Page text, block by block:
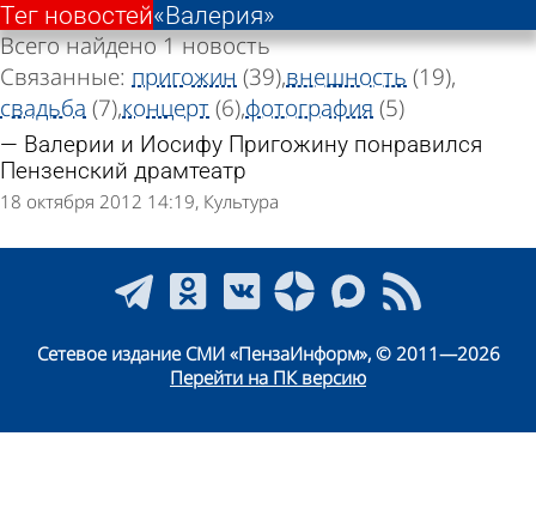
«Валерия»
Тег новостей
Всего найдено 1 новость
Связанные: пригожин (39)внешность (19)
свадьба (7)концерт(6)фотография (5)
Валерии и Иосифу Пригожину понравился
Пензенский драмтеатр
18 октября 2012 14:19 Культура
Сетевое издание СМИ «ПензаИнформ», © 2011—2026
Перейти на ПК версию